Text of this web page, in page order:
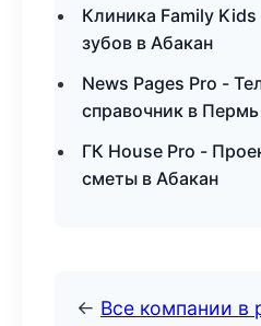
Клиника Family
зубов в Абакан
News Pages Pro -
справочник в Пермь
ГК House Pro -
сметы в Абакан
← Все компании в